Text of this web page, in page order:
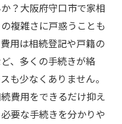
？大阪府守口市で家相
複雑さに戸惑うことも
用は相続登記や戸籍の
、多くの手続きが絡
も少なくありません。
費用をできるだけ抑え
要な手続きを分かりや